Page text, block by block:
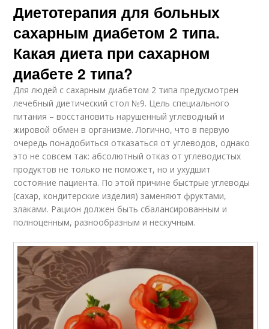
Диетотерапия для больных
сахарным диабетом 2 типа.
Какая диета при сахарном
диабете 2 типа?
Для людей с сахарным диабетом 2 типа предусмотрен
лечебный диетический стол №9. Цель специального
питания – восстановить нарушенный углеводный и
жировой обмен в организме. Логично, что в первую
очередь понадобиться отказаться от углеводов, однако
это не совсем так: абсолютный отказ от углеводистых
продуктов не только не поможет, но и ухудшит
состояние пациента. По этой причине быстрые углеводы
(сахар, кондитерские изделия) заменяют фруктами,
злаками. Рацион должен быть сбалансированным и
полноценным, разнообразным и нескучным.